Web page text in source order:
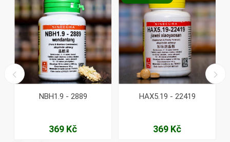
NBH1.9 - 2889
369 Kč
HAX5.19 - 22419
369 Kč